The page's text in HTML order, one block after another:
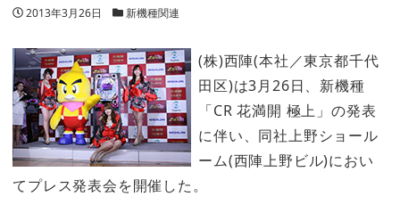
投稿日
2013年3月26日 カテゴリー
新機種関連
(株)西陣(本社／東京都千代
田区)は3月26日、新機種
「CR 花満開 極上」の発表
に伴い、同社上野ショール
ーム(西陣上野ビル)におい
てプレス発表会を開催した。